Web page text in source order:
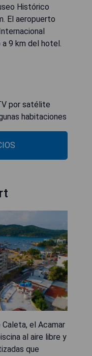
Histórico
El aeropuerto
9 km del hotel.
por satélite
habitaciones
el Acamar
al aire libre y
que